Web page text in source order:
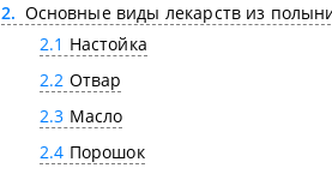
2
Основные виды лекарств из
2.1 Настойка
2.2 Отвар
2.3 Масло
2.4 Порошок